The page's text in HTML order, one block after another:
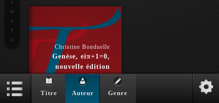
Christine Bonduelle
Genèse, eiπ+1=0,
nouvelle édition
Théâtre
V
W
X
Y
Z
Titre Auteur Genre